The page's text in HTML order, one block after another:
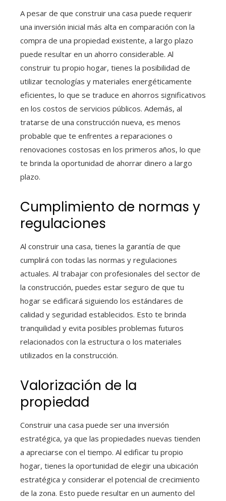
A pesar de que construir una casa puede requerir
una inversión inicial más alta en comparación con la
compra de una propiedad existente, a largo plazo
puede resultar en un ahorro considerable. Al
construir tu propio hogar, tienes la posibilidad de
utilizar tecnologías y materiales energéticamente
eficientes, lo que se traduce en ahorros significativos
en los costos de servicios públicos. Además, al
tratarse de una construcción nueva, es menos
probable que te enfrentes a reparaciones o
renovaciones costosas en los primeros años, lo que
te brinda la oportunidad de ahorrar dinero a largo
plazo.
Cumplimiento de normas y
regulaciones
Al construir una casa, tienes la garantía de que
cumplirá con todas las normas y regulaciones
actuales. Al trabajar con profesionales del sector de
la construcción, puedes estar seguro de que tu
hogar se edificará siguiendo los estándares de
calidad y seguridad establecidos. Esto te brinda
tranquilidad y evita posibles problemas futuros
relacionados con la estructura o los materiales
utilizados en la construcción.
Valorización de la
propiedad
Construir una casa puede ser una inversión
estratégica, ya que las propiedades nuevas tienden
a apreciarse con el tiempo. Al edificar tu propio
hogar, tienes la oportunidad de elegir una ubicación
estratégica y considerar el potencial de crecimiento
de la zona. Esto puede resultar en un aumento del